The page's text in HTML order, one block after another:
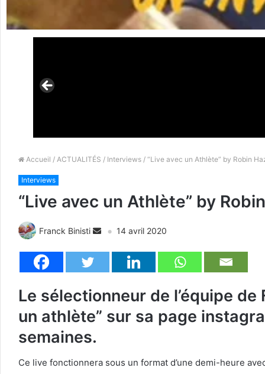
Accueil / ACTUALITÉS / Interviews / “Live avec un Athlète” by Robin
Interviews
“Live avec un Athlète” by
Franck Binisti 14 avril 2020
Le sélectionneur de l’équipe
un athlète” sur sa page
semaines.
Ce live fonctionnera sous un format d’une demi-heure